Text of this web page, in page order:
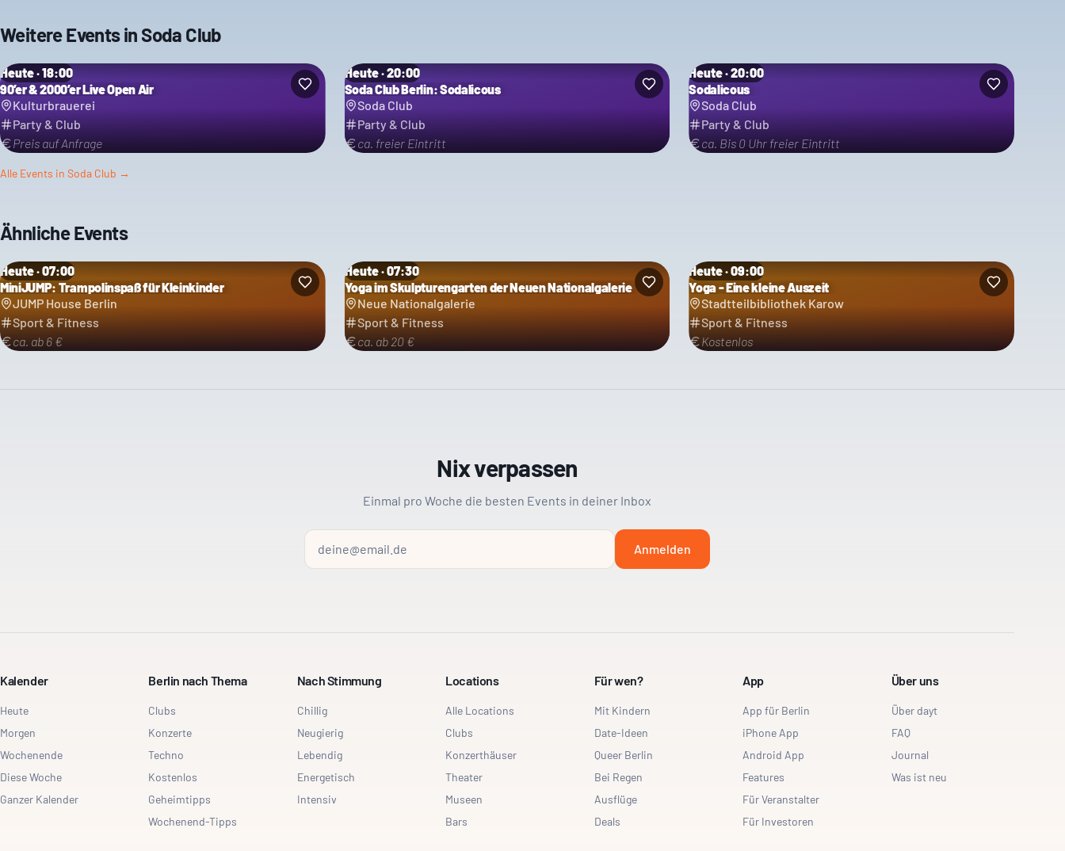
Weitere Events in Soda Club
Heute · 18:00
90’er & 2000’er Live Open Air
Kulturbrauerei
Party & Club
Preis auf Anfrage
Heute · 20:00
Soda Club Berlin: Sodalicous
Soda Club
Party & Club
ca. freier Eintritt
Heute · 20:00
Sodalicous
Soda Club
Party & Club
ca. Bis 0 Uhr freier Eintritt
Alle Events in Soda Club →
Ähnliche Events
Heute · 07:00
MiniJUMP: Trampolinspaß für Kleinkinder
JUMP House Berlin
Sport & Fitness
ca. ab 6 €
Heute · 07:30
Yoga im Skulpturengarten der Neuen Nationalgalerie
Neue Nationalgalerie
Sport & Fitness
ca. ab 20 €
Heute · 09:00
Yoga - Eine kleine Auszeit
Stadtteilbibliothek Karow
Sport & Fitness
Kostenlos
Nix verpassen
Einmal pro Woche die besten Events in deiner Inbox
Anmelden
Kalender
Heute
Morgen
Wochenende
Diese Woche
Ganzer Kalender
Berlin nach Thema
Clubs
Konzerte
Techno
Kostenlos
Geheimtipps
Wochenend-Tipps
Nach Stimmung
Chillig
Neugierig
Lebendig
Energetisch
Intensiv
Locations
Alle Locations
Clubs
Konzerthäuser
Theater
Museen
Bars
Für wen?
Mit Kindern
Date-Ideen
Queer Berlin
Bei Regen
Ausflüge
Deals
App
App für Berlin
iPhone App
Android App
Features
Für Veranstalter
Für Investoren
Über uns
Über dayt
FAQ
Journal
Was ist neu